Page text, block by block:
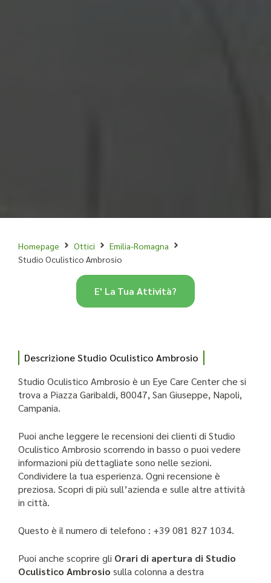
Homepage Ottici
Emilia-Romagna
Studio Oculistico Ambrosio
Descrizione Studio Oculistico Ambrosio
Studio Oculistico Ambrosio è un Eye Care Center che si
trova a Piazza Garibaldi, 80047, San Giuseppe, Napoli,
Campania.
Puoi anche leggere le recensioni dei clienti di Studio
Oculistico Ambrosio scorrendo in basso o puoi vedere
informazioni più dettagliate sono nelle sezioni.
Condividere la tua esperienza. Ogni recensione è
preziosa. Scopri di più sull’azienda e sulle altre attività
in città.
Questo è il numero di telefono : +39 081 827 1034.
Puoi anche scoprire gli Orari di apertura di Studio
Oculistico Ambrosio sulla colonna a destra
E' La Tua Attività?